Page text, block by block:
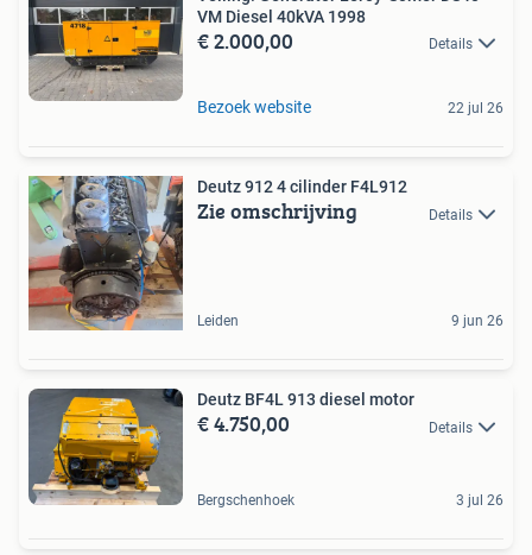
VM Diesel 40kVA 1998
€ 2.000,00 Details
Bezoek website 22 jul 26
Deutz 912 4 cilinder F4L912
Zie omschrijving Details
Leiden 9 jun 26
Deutz BF4L 913 diesel motor
€ 4.750,00 Details
Bergschenhoek 3 jul 26